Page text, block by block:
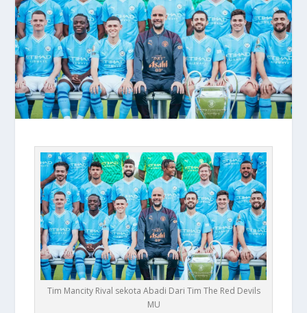
Tim Mancity Rival sekota Abadi Dari Tim The Red Devils
MU